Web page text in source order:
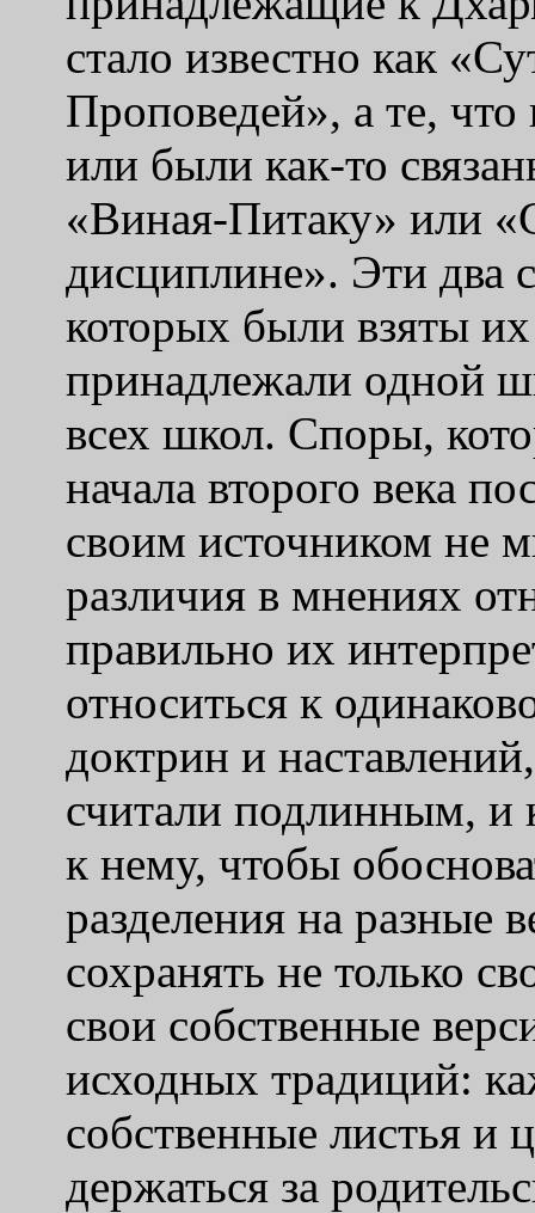
стало известно как
Проповедей», а те,
или были как-то
«Виная-Питаку» или
дисциплине». Эти два
которых были взяты
принадлежали одной
всех школ. Споры,
начала второго века
своим источником не
различия в мнениях
правильно их
относиться к
доктрин и
считали подлинным, и
к нему, чтобы
разделения на разные
сохранять не только
свои собственные
исходных традиций:
собственные листья и
держаться за